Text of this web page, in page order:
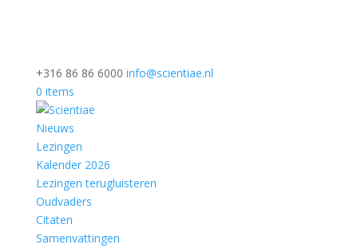
+316 86 86 6000 info@scientiae.nl
0 items
Nieuws
Lezingen
Kalender 2026
Lezingen terugluisteren
Oudvaders
Citaten
Samenvattingen